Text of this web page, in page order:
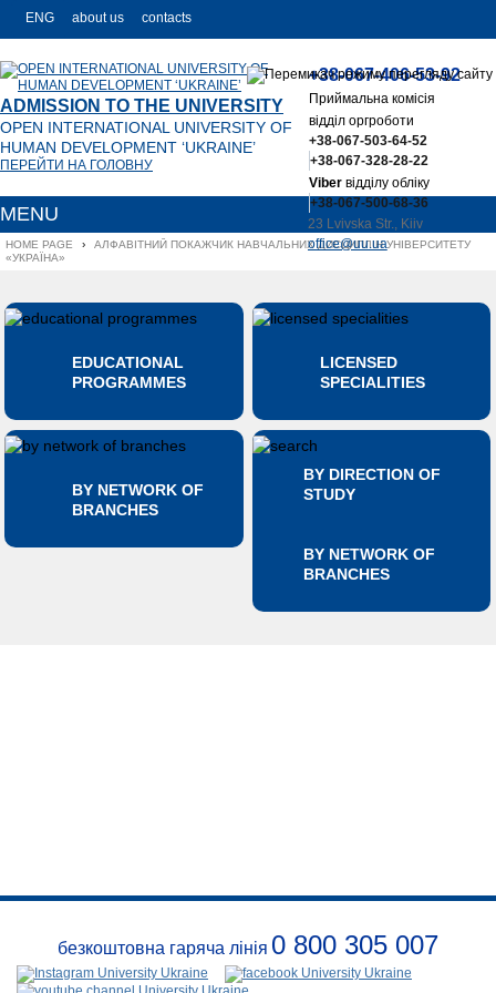
ENG
РУС
about us contacts
ADMISSION TO THE UNIVERSITY
OPEN INTERNATIONAL UNIVERSITY OF
HUMAN DEVELOPMENT ‘UKRAINE’
ПЕРЕЙТИ НА ГОЛОВНУ
+38-067-406-53-92
Приймальна комісія
відділ оргроботи
+38-067-503-64-52
+38-067-328-28-22
Viberвідділу обліку
+38-067-500-68-36
23 Lvivska Str., Kiiv
office@uu.ua
MENU
HOME PAGE ›
АЛФАВІТНИЙ ПОКАЖЧИК НАВЧАЛЬНИХ ДИСЦИПЛІН УНІВЕРСИТЕТУ
«УКРАЇНА»
EDUCATIONAL
PROGRAMMES
LICENSED
SPECIALITIES
BY NETWORK OF
BRANCHES
BY DIRECTION OF
STUDY
BY NETWORK OF
BRANCHES
безкоштовна гаряча лінія 0 800 305 007
about